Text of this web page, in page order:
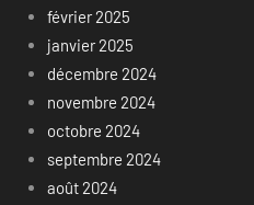
février 2025
janvier 2025
décembre 2024
novembre 2024
octobre 2024
septembre 2024
août 2024